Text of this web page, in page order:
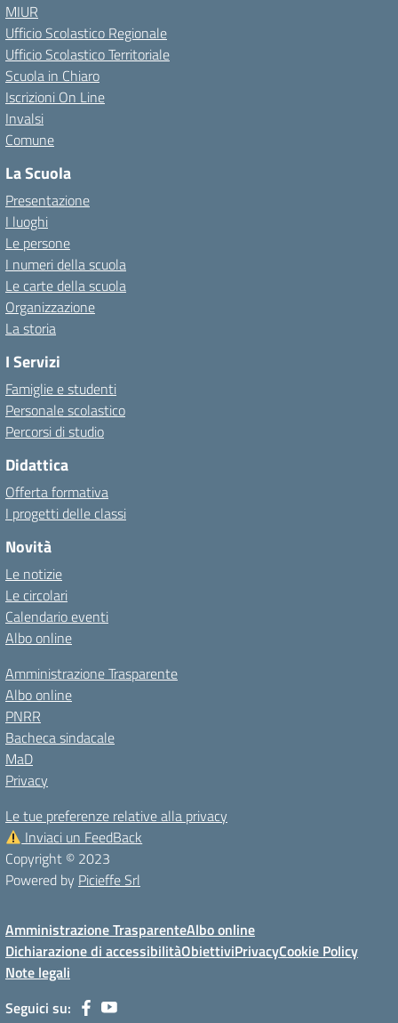
MIUR
Ufficio Scolastico Regionale
Ufficio Scolastico Territoriale
Scuola in Chiaro
Iscrizioni On Line
Invalsi
Comune
La Scuola
Presentazione
I luoghi
Le persone
I numeri della scuola
Le carte della scuola
Organizzazione
La storia
I Servizi
Famiglie e studenti
Personale scolastico
Percorsi di studio
Didattica
Offerta formativa
I progetti delle classi
Novità
Le notizie
Le circolari
Calendario eventi
Albo online
Amministrazione Trasparente
Albo online
PNRR
Bacheca sindacale
MaD
Privacy
Le tue preferenze relative alla privacy
Inviaci un FeedBack
Copyright © 2023
Powered by Picieffe Srl
Amministrazione TrasparenteAlbo online
Dichiarazione di accessibilitàObiettiviPrivacyCookie Policy
Note legali
Seguici su: